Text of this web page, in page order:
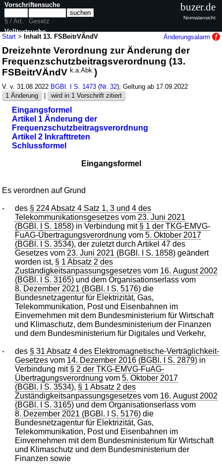
Start >Inhalt 13. FSBeitrVÄndV Änderungsalarm
Dreizehnte Verordnung zur Änderung der
Frequenzschutzbeitragsverordnung (13.
FSBeitrVÄndVk.a.Abk.)
V. v. 31.08.2022 BGBl. I S. 1473 (Nr. 32); Geltung ab 17.09.2022
1 Änderung
| wird in 1 Vorschrift zitiert
Eingangsformel
Artikel 1 Änderung der
Frequenzschutzbeitragsverordnung
Artikel 2 Inkrafttreten
Schlussformel
Eingangsformel
Es verordnen auf Grund
- des § 224 Absatz 4 Satz 1, 3 und 4 des
Telekommunikationsgesetzes vom 23. Juni 2021
(BGBl. I S. 1858) in Verbindung mit § 1 der TKG-EMVG-
FuAG-Übertragungsverordnung vom5. Oktober 2017
(BGBl. I S. 3534), der zuletzt durch Artikel 47 des
Gesetzes vom 23. Juni 2021 (BGBl. I S. 1858) geändert
worden ist, § 1 Absatz 2 des
Zuständigkeitsanpassungsgesetzes vom 16. August 2002
(BGBl. I S. 3165) und dem Organisationserlass vom
8. Dezember 2021 (BGBl. I S. 5176) die
Bundesnetzagentur für Elektrizität, Gas,
Telekommunikation, Post und Eisenbahnen im
Einvernehmen mit dem Bundesministerium für Wirtschaft
und Klimaschutz, dem Bundesministerium der Finanzen
und dem Bundesministerium für Digitales und Verkehr,
- des § 31 Absatz 4 des Elektromagnetische-Verträglichkeit-
Gesetzes vom 14. Dezember 2016 (BGBl. I S. 2879) in
Verbindung mit § 2 der TKG-EMVG-FuAG-
Übertragungsverordnung vom5. Oktober 2017
(BGBl. I S. 3534), § 1 Absatz 2 des
Zuständigkeitsanpassungsgesetzes vom 16. August 2002
(BGBl. I S. 3165) und dem Organisationserlass vom
8. Dezember 2021 (BGBl. I S. 5176) die
Bundesnetzagentur für Elektrizität, Gas,
Telekommunikation, Post und Eisenbahnen im
Einvernehmen mit dem Bundesministerium für Wirtschaft
und Klimaschutz und dem Bundesministerium der
Finanzen sowie
Vorschriftensuche
§ / Art.
Gesetz
Volltextsuche
nur in 13. FSBeitrVÄndV
buzer.de
Normalansicht